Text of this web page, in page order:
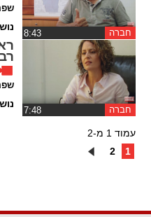
חברה
חברה
עמוד 1 מ-2
1
2